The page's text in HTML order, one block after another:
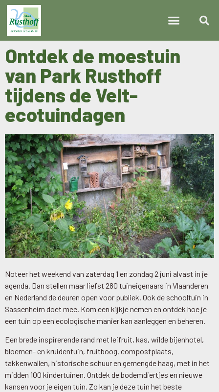
Ontdek de moestuin
van Park Rusthoff
tijdens de Velt-
ecotuindagen
Noteer het weekend van zaterdag 1 en zondag 2 juni alvast in je
agenda. Dan stellen maar liefst 280 tuineigenaars in Vlaanderen
en Nederland de deuren open voor publiek. Ook de schooltuin in
Sassenheim doet mee. Kom een kijkje nemen en ontdek hoe je
een tuin op een ecologische manier kan aanleggen en beheren.
Een brede inspirerende rand met leifruit, kas, wilde bijenhotel,
bloemen- en kruidentuin, fruitboog, compostplaats,
takkenwallen, historische schuur en gemengde haag, met in het
midden 100 kindertuinen. Ontdek de bodemdiertjes en nieuwe
kansen voor je eigen tuin. Zo kan je deze tuin het beste